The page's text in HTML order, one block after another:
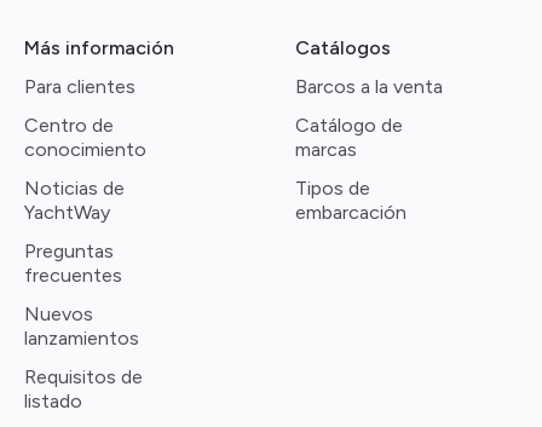
Más información
Para clientes
Centro de
conocimiento
Noticias de
YachtWay
Preguntas
frecuentes
Nuevos
lanzamientos
Requisitos de
listado
Catálogos
Barcos a la venta
Catálogo de
marcas
Tipos de
embarcación